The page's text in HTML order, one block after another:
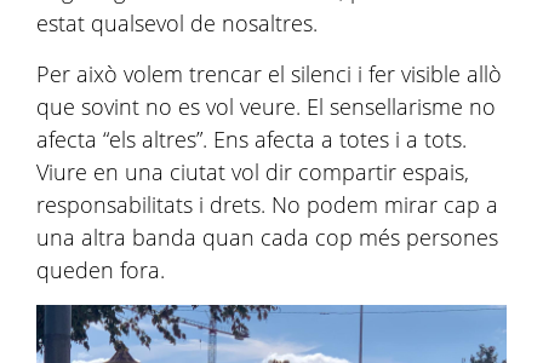
estat qualsevol de nosaltres.
Per això volem trencar el silenci i fer visible allò
que sovint no es vol veure. El sensellarisme no
afecta “els altres”. Ens afecta a totes i a tots.
Viure en una ciutat vol dir compartir espais,
responsabilitats i drets. No podem mirar cap a
una altra banda quan cada cop més persones
queden fora.